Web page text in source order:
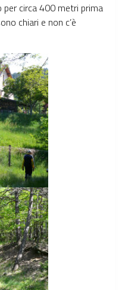
per circa 400 metri prima
chiari e non c’è